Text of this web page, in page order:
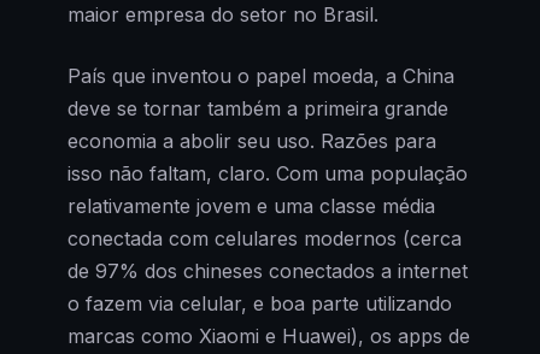
maior empresa do setor no Brasil.
País que inventou o papel moeda, a China
deve se tornar também a primeira grande
economia a abolir seu uso. Razões para
isso não faltam, claro. Com uma população
relativamente jovem e uma classe média
conectada com celulares modernos (cerca
de 97% dos chineses conectados a internet
o fazem via celular, e boa parte utilizando
marcas como Xiaomi e Huawei), os apps de